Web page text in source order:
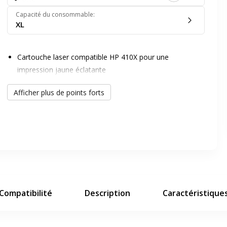
en plein écran
suivant
Capacité du consommable:
XL
Cartouche laser compatible HP 410X pour une
impression jaune éclatante
Qualité d'impression professionnelle avec une grande
fiabilité
Afficher plus de points forts
Compatibilité Description